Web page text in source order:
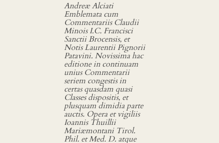
Andreæ Alciati
Emblemata cum
Commentariis Claudii
Minois I.C. Francisci
Sanctii Brocensis, et
Notis Laurentii Pignorii
Patavini. Novissima hac
editione in continuam
unius Commentarii
seriem congestis in
certas quasdam quasi
Classes dispositis, et
plusquam dimidia parte
auctis. Opera et vigiliis
Ioannis Thuillii
Mariæmontani Tirol.
Phil. et Med. D. atque